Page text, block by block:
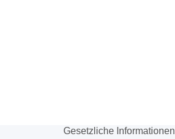
Gesetzliche Informationen